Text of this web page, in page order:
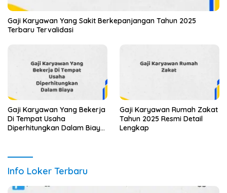
Gaji Karyawan Yang Sakit Berkepanjangan Tahun 2025
Terbaru Tervalidasi
Gaji Karyawan Yang Bekerja
Di Tempat Usaha
Diperhitungkan Dalam Biaya
Gaji Karyawan Rumah Zakat
Tahun 2025 Resmi Detail
Lengkap
Info Loker Terbaru